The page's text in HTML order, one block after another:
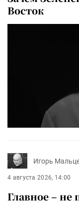
Восток
Игорь
4 августа 2026, 14:00
Главное – не